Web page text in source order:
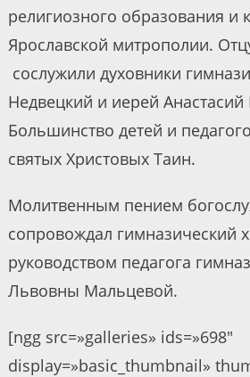
религиозного образования и
Ярославской митрополии.
сослужили духовники
Недвецкий и иерей Анастасий
Большинство детей и
святых Христовых Таин.
Молитвенным пением
сопровождал гимназический
руководством педагога
Львовны Мальцевой.
[ngg src=»galleries» ids=»698″
display=»basic_thumbnail»